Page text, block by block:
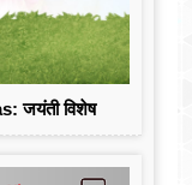
जयंती विशेष